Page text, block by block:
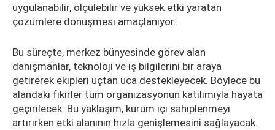
uygulanabilir, ölçülebilir ve yüksek etki yaratan
çözümlere dönüşmesi amaçlanıyor.
Bu süreçte, merkez bünyesinde görev alan
danışmanlar, teknoloji ve iş bilgilerini bir araya
getirerek ekipleri uçtan uca destekleyecek. Böylece bu
alandaki fikirler tüm organizasyonun katılımıyla hayata
geçirilecek. Bu yaklaşım, kurum içi sahiplenmeyi
artırırken etki alanının hızla genişlemesini sağlayacak.